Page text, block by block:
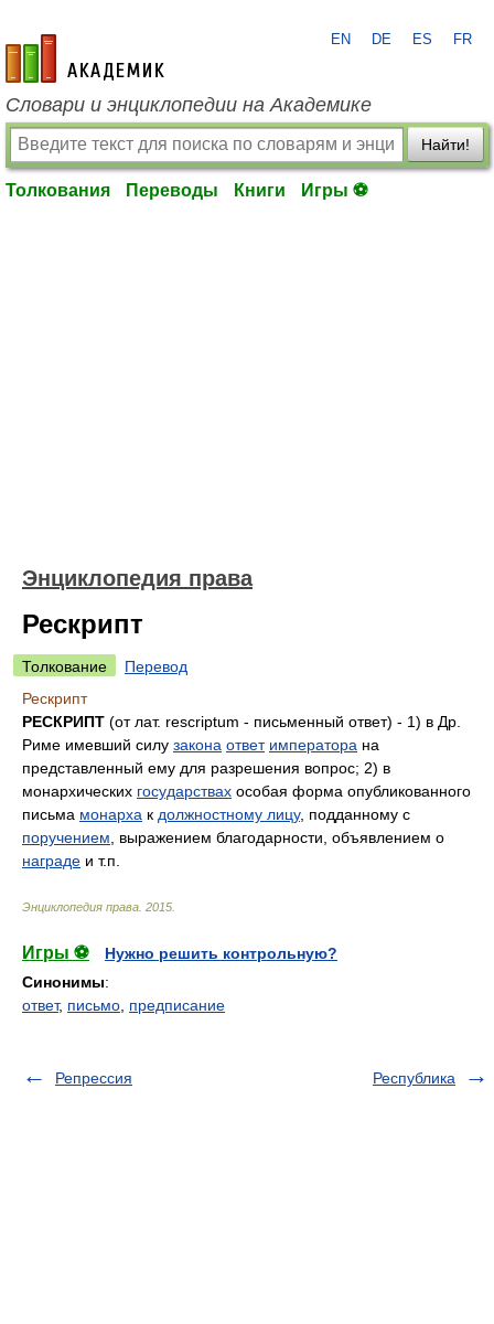
academic.ru
EN DE ES FR
Словари и энциклопедии на Академике
Найти!
Толкования Переводы Книги Игры ⚽
Энциклопедия права
Рескрипт
Толкование
Перевод
Рескрипт
РЕСКРИПТ (от лат. rescriptum - письменный ответ) - 1) в Др.
Риме имевший силу закона ответ императора на
представленный ему для разрешения вопрос; 2) в
монархических государствах особая форма опубликованного
письма монарха к должностному лицу, подданному с
поручением , выражением благодарности, объявлением о
награде и т.п.
Энциклопедия права 2015
Игры ⚽
Нужно решить контрольную?
Синонимы:
ответ, письмо предписание
Репрессия Республика